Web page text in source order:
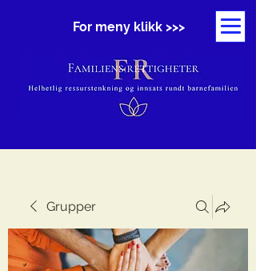
For meny klikk >>>
Grupper